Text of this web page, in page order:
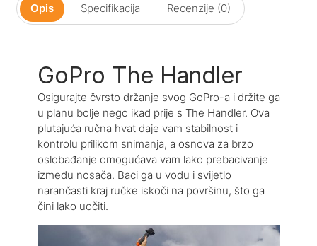
Opis Specifikacija Recenzije (0)
GoPro The Handler
Osigurajte čvrsto držanje svog GoPro-a i držite ga
u planu bolje nego ikad prije s The Handler. Ova
plutajuća ručna hvat daje vam stabilnost i
kontrolu prilikom snimanja, a osnova za brzo
oslobađanje omogućava vam lako prebacivanje
između nosača. Baci ga u vodu i svijetlo
narančasti kraj ručke iskoči na površinu, što ga
čini lako uočiti.